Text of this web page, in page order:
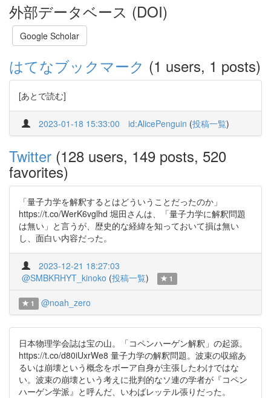
外部データベース (DOI)
Google Scholar
はてなブックマーク (1 users, 1 posts)
[あとで読む]
2023-01-18 15:33:00 id:AlicePenguin (投稿一覧)
Twitter (128 users, 149 posts, 520
favorites)
「量子力学を解釈するとはどういうことだったのか」
https://t.co/WerK6vglhd 堀田さんは、「量子力学に解釈問題
は無い」と言うが、歴史的な経緯を知っておいて損は無い
し、面白い内容だった。
2023-12-21 18:27:03
@SMBKRHYT_kinoko (投稿一覧) 1
1 @noah_zero
日本物理学会誌は宝の山。「コペンハーゲン解釈」の起源。
https://t.co/d80iUxrWe8 量子力学の解釈問題。波束の収縮あ
るいは崩壊という概念をボーア自身が主張したわけではな
い。波束の崩壊という考えに批判的なソ連の学者が『コペン
ハーゲン学派』と呼んだ、いわばレッテル張りだった。